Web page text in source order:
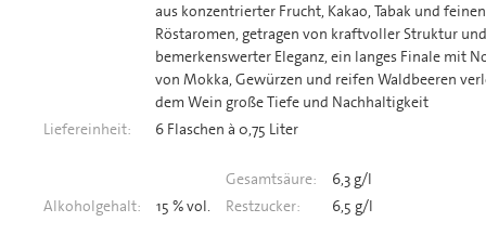
aus konzentrierter Frucht, Kakao, Tabak und feinen
Röstaromen, getragen von kraftvoller Struktur und
bemerkenswerter Eleganz, ein langes Finale mit
von Mokka, Gewürzen und reifen Waldbeeren
dem Wein große Tiefe und Nachhaltigkeit
Liefereinheit:
6 Flaschen à 0,75 Liter
Gesamtsäure:
6,3 g/l
Alkoholgehalt:
15 % vol. Restzucker: 6,5 g/l